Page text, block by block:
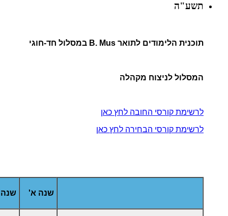
תשע"ה
תוכנית הלימודים לתואר B. Mus במסלול חד-חוגי
המסלול לניצוח מקהלה
לרשימת קורסי החובה לחץ כאן
לרשימת קורסי הבחירה לחץ כאן
שנה א'